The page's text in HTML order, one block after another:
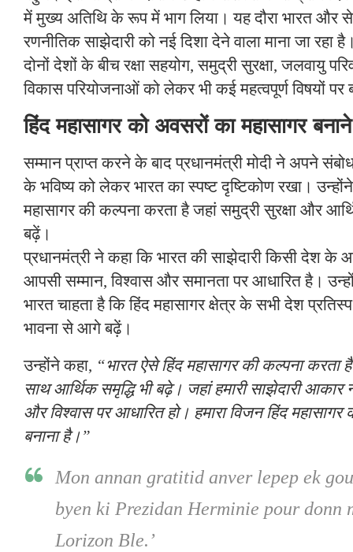
में मुख्य अतिथि के रूप में भाग लिया। यह दौरा भारत
रणनीतिक साझेदारी को नई दिशा देने वाला माना जा रहा
दोनों देशों के बीच रक्षा सहयोग, समुद्री सुरक्षा, जलवायु
विकास परियोजनाओं को लेकर भी कई महत्वपूर्ण विषयों पर
हिंद महासागर को अवसरों का महासागर
सम्मान प्राप्त करने के बाद प्रधानमंत्री मोदी ने अपने
के भविष्य को लेकर भारत का स्पष्ट दृष्टिकोण रखा।
महासागर की कल्पना करता है जहां समुद्री सुरक्षा और
बढ़ें।
प्रधानमंत्री ने कहा कि भारत की साझेदारी किसी देश के
आपसी सम्मान, विश्वास और समानता पर आधारित है।
भारत चाहता है कि हिंद महासागर क्षेत्र के सभी देश
भावना से आगे बढ़ें।
उन्होंने कहा, “भारत ऐसे हिंद महासागर की कल्पना करता
साथ आर्थिक समृद्धि भी बढ़े। जहां हमारी साझेदारी आकार
और विश्वास पर आधारित हो। हमारा विजन हिंद महासागर
बनाना है।”
Mon annan gratitid anver lepep ek
byen ki Prezidan Herminie pour donn
Lorizon Ble.’